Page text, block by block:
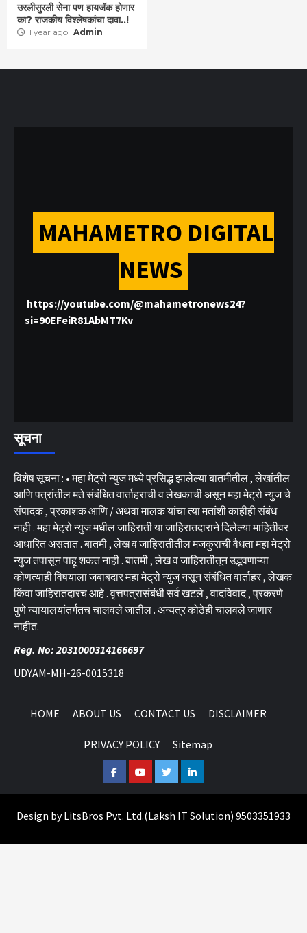
उरलीसुरली सेना पण हायजॅक होणार
का? राजकीय विश्लेषकांचा दावा..!
1 year ago Admin
MAHAMETRO DIGITAL
NEWS
https://youtube.com/@mahametronews24?
si=90EFeiR81AbMT7Kv
सूचना
विशेष सूचना : • महा मेट्रो न्युज मध्ये प्रसिद्ध झालेल्या बातमीतील , लेखांतील
आणि पत्रांतील मते संबंधित वार्ताहराची व लेखकाची असून महा मेट्रो न्युज चे
संपादक , प्रकाशक आणि / अथवा मालक यांचा त्या मतांशी काहीही संबंध
नाही . महा मेट्रो न्युज मधील जाहिराती या जाहिरातदाराने दिलेल्या माहितीवर
आधारित असतात . बातमी , लेख व जाहिरातीतील मजकुराची वैधता महा मेट्रो
न्युज तपासून पाहू शकत नाही . बातमी , लेख व जाहिरातीतून उद्भवणाऱ्या
कोणत्याही विषयाला जबाबदार महा मेट्रो न्युज नसून संबंधित वार्ताहर , लेखक
किंवा जाहिरातदारच आहे . वृत्तपत्रासंबंधी सर्व खटले , वादविवाद , प्रकरणे
पुणे न्यायालयांतर्गतच चालवले जातील . अन्यत्र कोठेही चालवले जाणार
नाहीत.
Reg. No: 2031000314166697
UDYAM-MH-26-0015318
HOME ABOUT US CONTACT US DISCLAIMER
PRIVACY POLICY Sitemap
FacebookYoutubeTwitterLinkedin
Design byLitsBros Pvt. Ltd.(Laksh IT Solution) 9503351933